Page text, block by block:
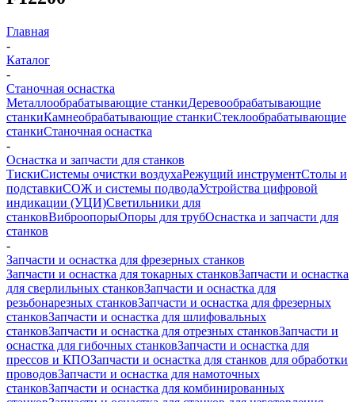
Главная
-
Каталог
-
Станочная оснастка
Металлообрабатывающие станкиДеревообрабатывающие
станкиКамнеобрабатывающие станкиСтеклообрабатывающие
станкиСтаночная оснастка
-
Оснастка и запчасти для станков
ТискиСистемы очистки воздухаРежущий инструментСтолы и
подставкиСОЖ и системы подводаУстройства цифровой
индикации (УЦИ)Светильники для
станковВиброопорыОпоры для трубОснастка и запчасти для
станков
-
Запчасти и оснастка для фрезерных станков
Запчасти и оснастка для токарных станковЗапчасти и оснастка
для сверлильных станковЗапчасти и оснастка для
резьбонарезных станковЗапчасти и оснастка для фрезерных
станковЗапчасти и оснастка для шлифовальных
станковЗапчасти и оснастка для отрезных станковЗапчасти и
оснастка для гибочных станковЗапчасти и оснастка для
прессов и КПОЗапчасти и оснастка для станков для обработки
проводовЗапчасти и оснастка для намоточных
станковЗапчасти и оснастка для комбинированных